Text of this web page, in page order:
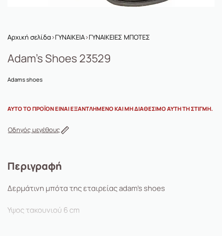
Αρχική σελίδα›ΓΥΝΑΙΚΕΙΑ›ΓΥΝΑΙΚΕΙΕΣ ΜΠΟΤΕΣ
Adam’s Shoes 23529
Adams shoes
ΑΥΤΌ ΤΟ ΠΡΟΪΌΝ ΕΊΝΑΙ ΕΞΑΝΤΛΗΜΈΝΟ ΚΑΙ ΜΗ ΔΙΑΘΈΣΙΜΟ ΑΥΤΉ ΤΗ ΣΤΙΓΜΉ.
Οδηγός μεγέθους
Περιγραφή
Δερμάτινη μπότα της εταιρείας adam’s shoes
Υψος τακουνιού 6 cm